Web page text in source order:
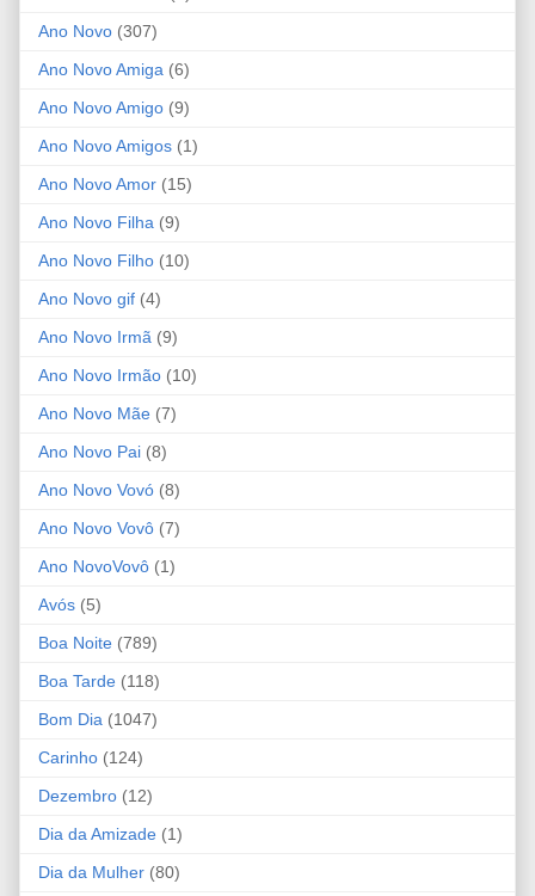
Ano Novo (307)
Ano Novo Amiga (6)
Ano Novo Amigo (9)
Ano Novo Amigos (1)
Ano Novo Amor (15)
Ano Novo Filha (9)
Ano Novo Filho (10)
Ano Novo gif (4)
Ano Novo Irmã (9)
Ano Novo Irmão (10)
Ano Novo Mãe (7)
Ano Novo Pai (8)
Ano Novo Vovó (8)
Ano Novo Vovô (7)
Ano NovoVovô (1)
Avós (5)
Boa Noite (789)
Boa Tarde (118)
Bom Dia (1047)
Carinho (124)
Dezembro (12)
Dia da Amizade (1)
Dia da Mulher (80)